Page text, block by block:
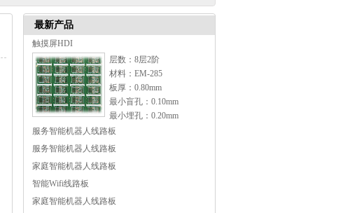
最新产品
触摸屏HDI
层数：8层2阶
材料：EM-285
板厚：0.80mm
最小盲孔：0.10mm
最小埋孔：0.20mm
表面处理：OSP
特点：Any-layer 设计
服务智能机器人线路板
服务智能机器人线路板
家庭智能机器人线路板
智能Wifi线路板
家庭智能机器人线路板